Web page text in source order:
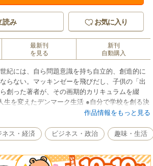
読み お気に入り
最新刊
を見る
新刊
自動購入
紀には、自ら問題意識を持ち自立的、創造的に
らない。マッキンゼーを飛びだし、子供の「出
創った著者が、その画期的カリキュラムを綴
生を変えたデンマーク生活 ●自分で学校を創る決
第3の教育」の実現 ●見せかけの学力・学歴は要
●21世紀を生き抜く子ども
作品情報をもっと見る
ネス・経済 ビジネス・政治 趣味・生活